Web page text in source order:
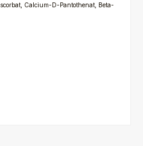
Calcium-D-Pantothenat, Beta-